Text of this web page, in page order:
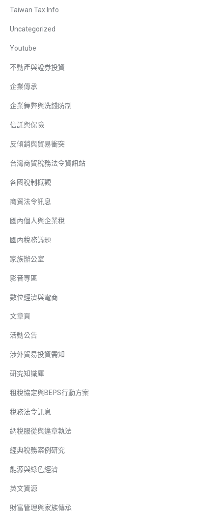
Taiwan Tax Info
Uncategorized
Youtube
不動產與證券投資
企業傳承
企業舞弊與洗錢防制
信託與保險
反傾銷與貿易衝突
台灣商貿稅務法令資訊站
各國稅制概觀
商貿法令訊息
國內個人與企業稅
國內稅務議題
家族辦公室
影音專區
數位經濟與電商
文章頁
活動公告
涉外貿易投資需知
研究知識庫
租稅協定與BEPS行動方案
稅務法令訊息
納稅服從與違章執法
經典稅務案例研究
能源與綠色經濟
英文資源
財富管理與家族傳承